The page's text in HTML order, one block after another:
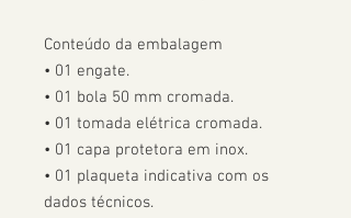
Conteúdo da embalagem
• 01 engate.
• 01 bola 50 mm cromada.
• 01 tomada elétrica cromada.
• 01 capa protetora em inox.
• 01 plaqueta indicativa com os
dados técnicos.